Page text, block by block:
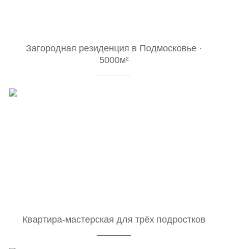
Загородная резиденция в Подмосковье ·
5000м²
Квартира-мастерская для трёх подростков